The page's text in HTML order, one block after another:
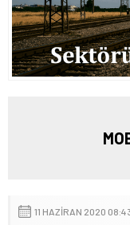
11 HAZIRAN 2020